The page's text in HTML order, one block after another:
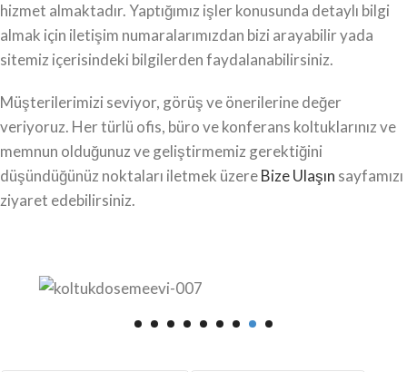
hizmet almaktadır. Yaptığımız işler konusunda detaylı bilgi
almak için iletişim numaralarımızdan bizi arayabilir yada
sitemiz içerisindeki bilgilerden faydalanabilirsiniz.
Müşterilerimizi seviyor, görüş ve önerilerine değer
veriyoruz. Her türlü ofis, büro ve konferans koltuklarınız ve
memnun olduğunuz ve geliştirmemiz gerektiğini
düşündüğünüz noktaları iletmek üzereBize Ulaşın sayfamızı
ziyaret edebilirsiniz.